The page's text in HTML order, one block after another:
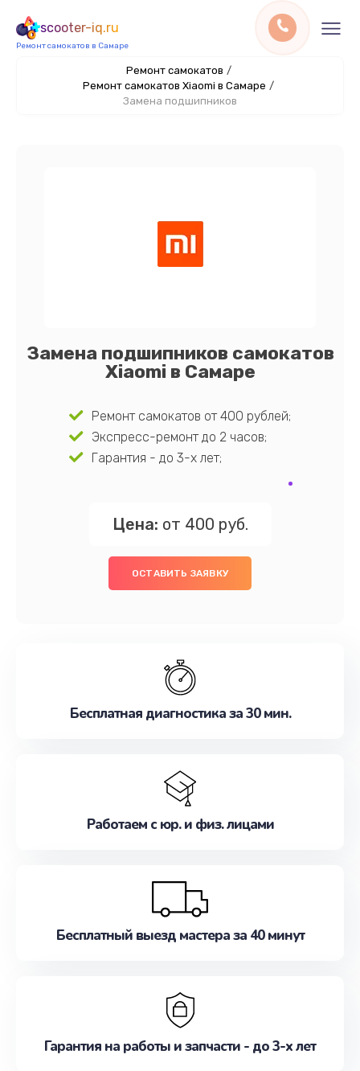
scooter-iq.ru
Ремонт самокатов в Самаре
Ремонт самокатов /
Ремонт самокатов Xiaomi в Самаре /
Замена подшипников
Замена подшипников самокатов
Xiaomi в Самаре
Ремонт самокатов от 400 рублей;
Экспресс-ремонт до 2 часов;
Гарантия - до 3-х лет;
Цена: от 400 руб.
ОСТАВИТЬ ЗАЯВКУ
Бесплатная диагностика за 30 мин.
Работаем с юр. и физ. лицами
Бесплатный выезд мастера за 40 минут
Гарантия на работы и запчасти - до 3-х лет